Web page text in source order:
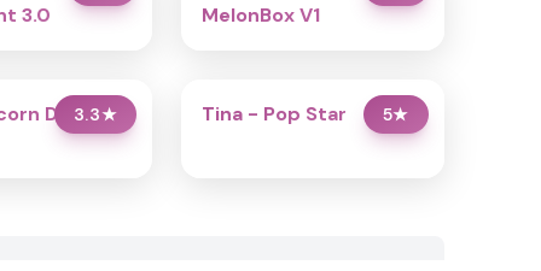
3.0
MelonBox V1
3.3★
Dress Up 5★
Tina - Pop Star